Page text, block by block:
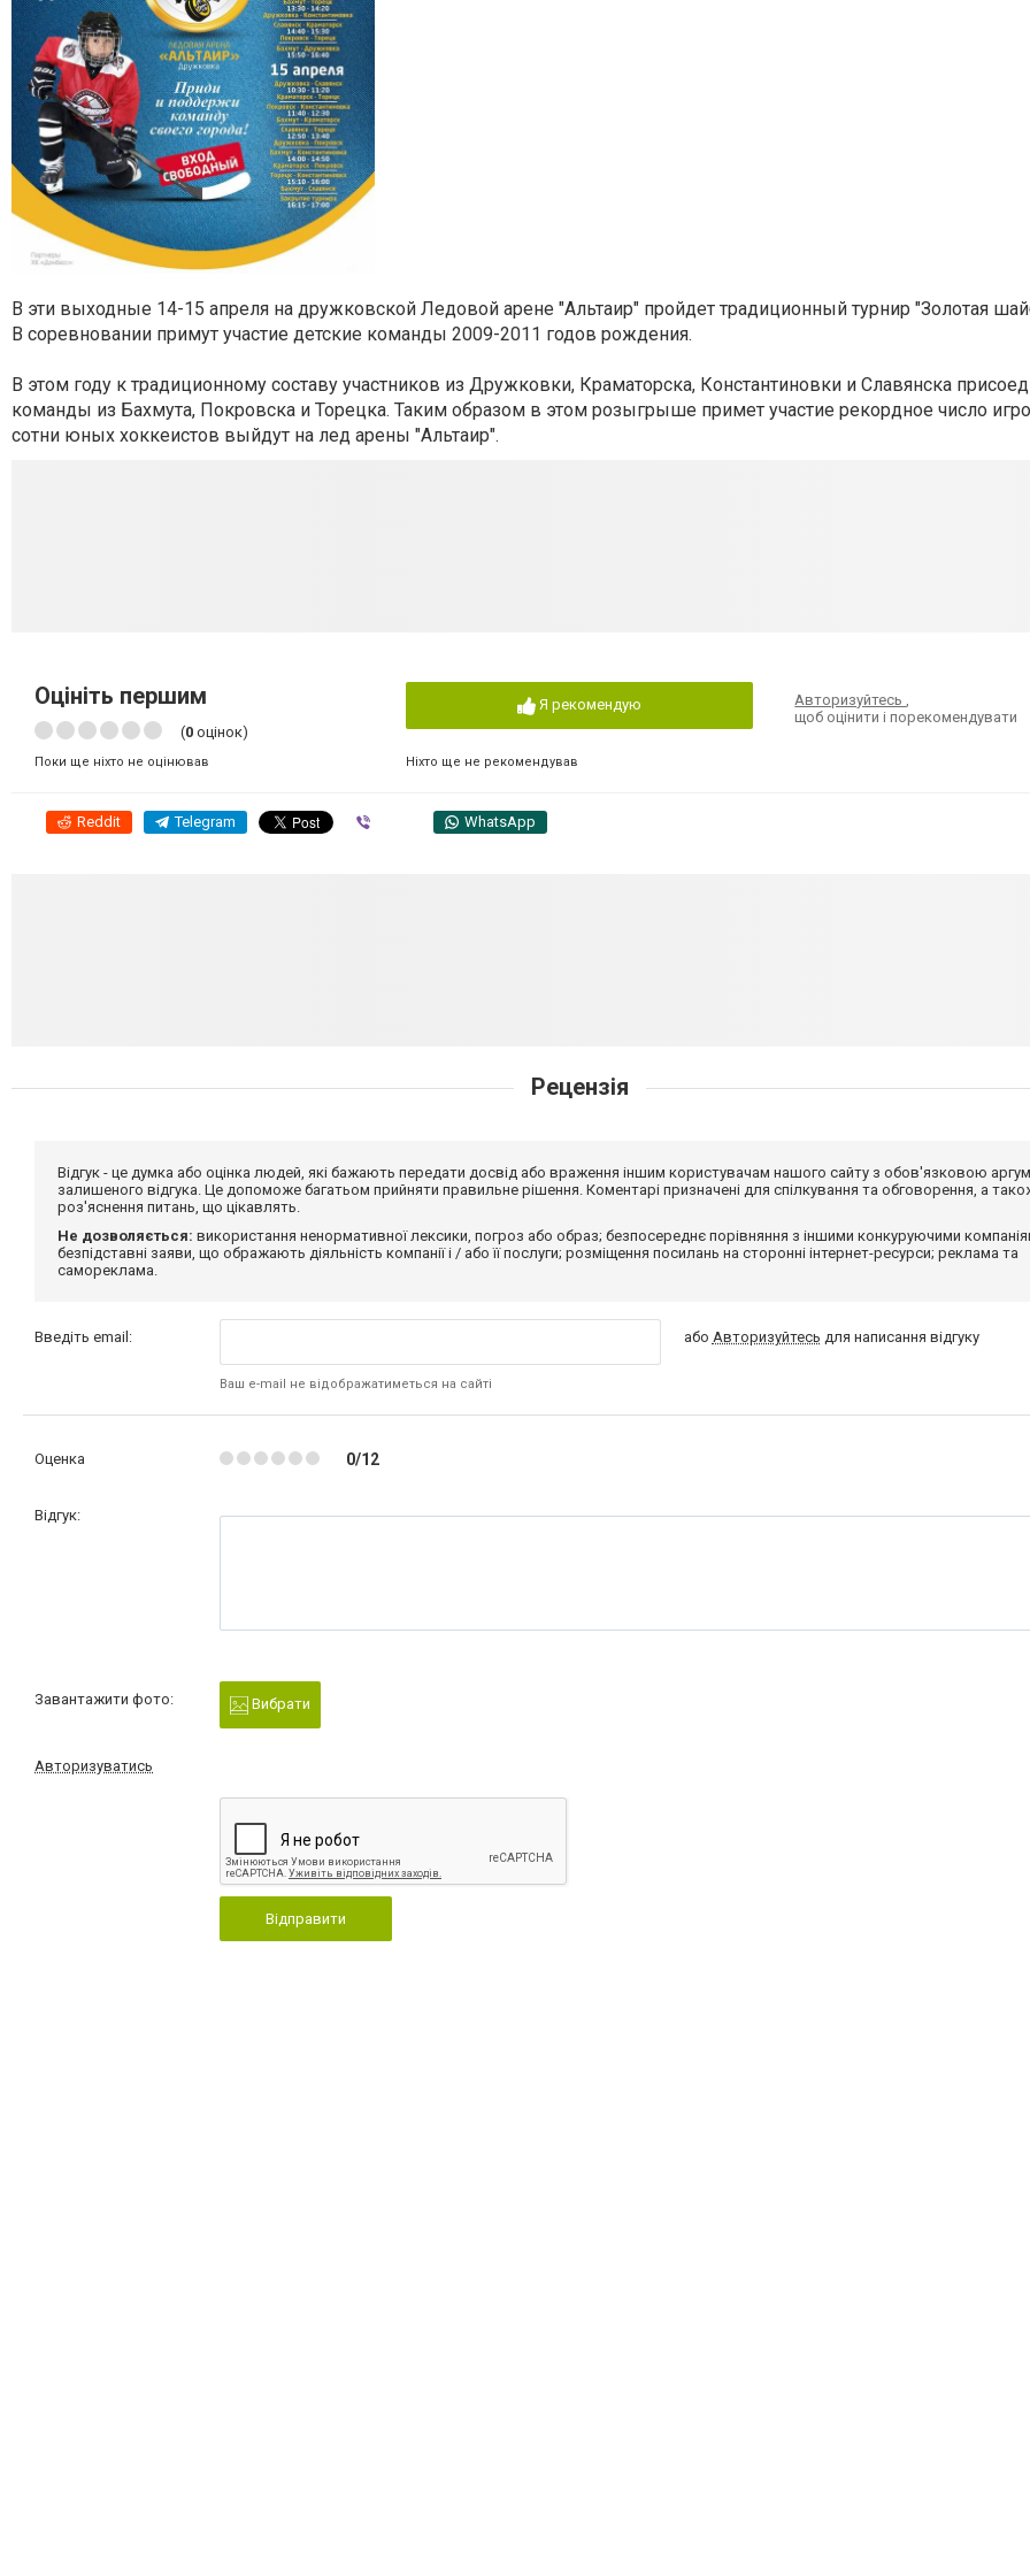
В эти выходные 14-15 апреля на дружковской Ледовой арене "Альтаир" пройдет традиционный турнир "Золотая
В соревновании примут участие детские команды 2009-2011 годов рождения.
В этом году к традиционному составу участников из Дружковки, Краматорска, Константиновки и Славянска
команды из Бахмута, Покровска и Торецка. Таким образом в этом розыгрыше примет участие рекордное число
сотни юных хоккеистов выйдут на лед арены "Альтаир".
Оцініть першим
(0 оцінок)
Поки ще ніхто не оцінював
Я рекомендую
Ніхто ще не рекомендував
Авторизуйтесь
щоб оцінити і порекомендувати
Reddit Telegram WhatsApp
Рецензія
Відгук - це думка або оцінка людей, які бажають передати досвід або враження іншим користувачам нашого сайту з обов'язковою
залишеного відгука. Це допоможе багатьом прийняти правильне рішення. Коментарі призначені для спілкування та обговорення, а
роз'яснення питань, що цікавлять.
Не дозволяється: використання ненормативної лексики, погроз або образ; безпосереднє порівняння з іншими конкуруючими
безпідставні заяви, що ображають діяльність компанії і / або її послуги; розміщення посилань на сторонні інтернет-ресурси; реклама та
самореклама.
Введіть email:
Ваш e-mail не відображатиметься на сайті
або Авторизуйтесь для написання відгуку
Оценка 0/12
Відгук:
Завантажити фото: Вибрати
Авторизуватись
Відправити